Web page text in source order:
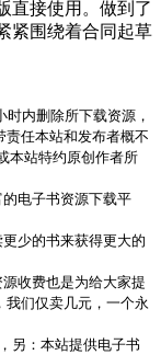
直接使用。做到了
紧围绕着合同起草
内删除所下载资源，
责任本站和发布者概不
本站特约原创作者所
电子书资源下载平
少的书来获得更大的
收费也是为给大家提
我们仅卖几元，一个永
另：本站提供电子书